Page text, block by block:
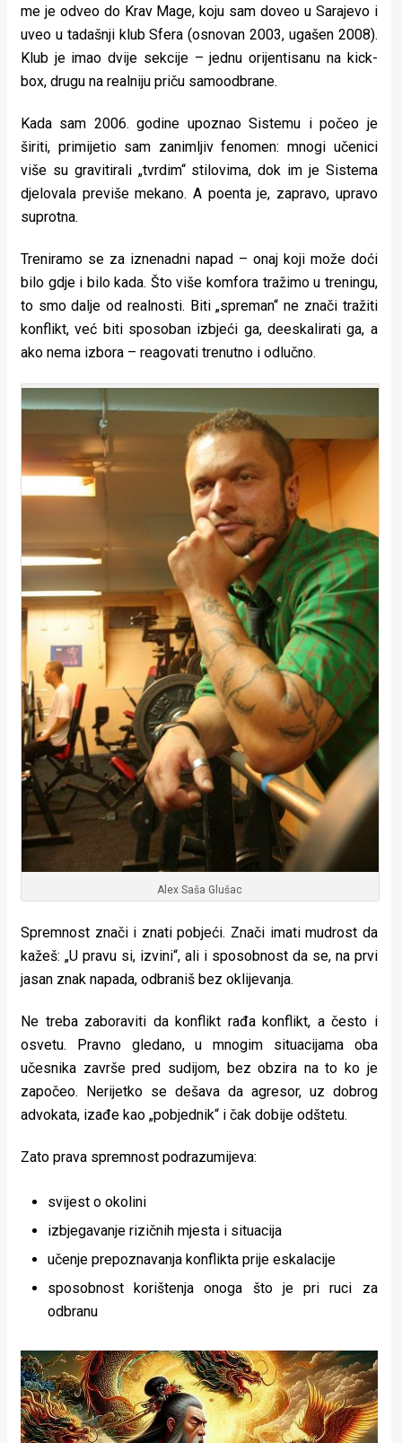
me je odveo do Krav Mage, koju sam doveo u Sarajevo i
uveo u tadašnji klub Sfera (osnovan 2003, ugašen 2008).
Klub je imao dvije sekcije – jednu orijentisanu na kick-
box, drugu na realniju priču samoodbrane.
Kada sam 2006. godine upoznao Sistemu i počeo je
širiti, primijetio sam zanimljiv fenomen: mnogi učenici
više su gravitirali „tvrdim“ stilovima, dok im je Sistema
djelovala previše mekano. A poenta je, zapravo, upravo
suprotna.
Treniramo se za iznenadni napad – onaj koji može doći
bilo gdje i bilo kada. Što više komfora tražimo u treningu,
to smo dalje od realnosti. Biti „spreman“ ne znači tražiti
konflikt, već biti sposoban izbjeći ga, deeskalirati ga, a
ako nema izbora – reagovati trenutno i odlučno.
Alex Saša Glušac
Spremnost znači i znati pobjeći. Znači imati mudrost da
kažeš: „U pravu si, izvini“, ali i sposobnost da se, na prvi
jasan znak napada, odbraniš bez oklijevanja.
Ne treba zaboraviti da konflikt rađa konflikt, a često i
osvetu. Pravno gledano, u mnogim situacijama oba
učesnika završe pred sudijom, bez obzira na to ko je
započeo. Nerijetko se dešava da agresor, uz dobrog
advokata, izađe kao „pobjednik“ i čak dobije odštetu.
Zato prava spremnost podrazumijeva:
svijest o okolini
izbjegavanje rizičnih mjesta i situacija
učenje prepoznavanja konflikta prije eskalacije
sposobnost korištenja onoga što je pri ruci za
odbranu